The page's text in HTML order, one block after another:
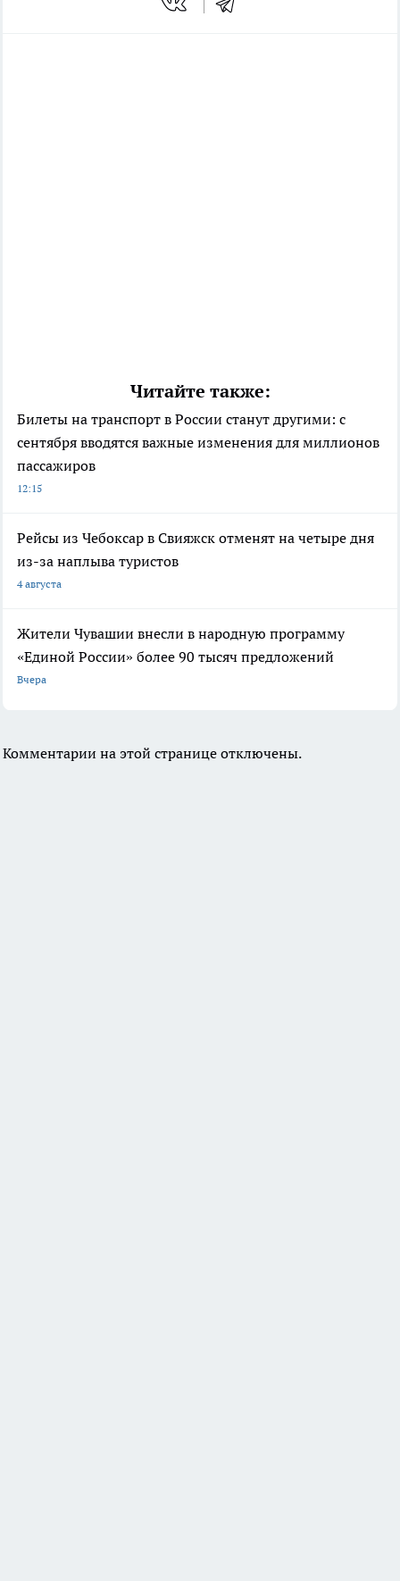
Читайте также:
Билеты на транспорт в России станут другими: с
сентября вводятся важные изменения для миллионов
пассажиров
12:15
Рейсы из Чебоксар в Свияжск отменят на четыре дня
из-за наплыва туристов
4 августа
Жители Чувашии внесли в народную программу
«Единой России» более 90 тысяч предложений
Вчера
Комментарии на этой странице отключены.